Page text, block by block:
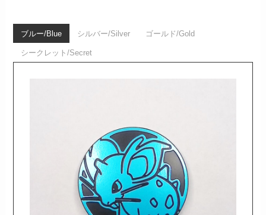
ブルー/Blue シルバー/Silver ゴールド/Gold
シークレット/Secret